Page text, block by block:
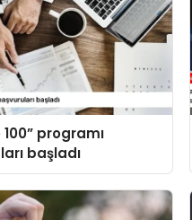
programı
başladı